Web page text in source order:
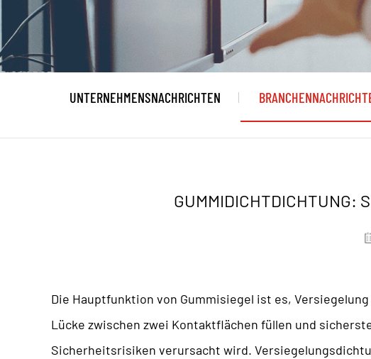
UNTERNEHMENSNACHRICHTEN
GUMMIDICHTDICHTUNG:
Die Hauptfunktion von Gummisiegel ist es,
Lücke zwischen zwei Kontaktflächen füllen und
Sicherheitsrisiken verursacht wird.